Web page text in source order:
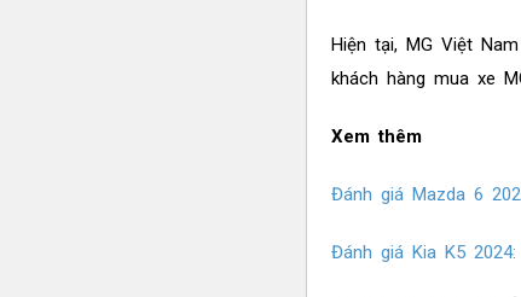
Hiện tại, MG Việt
khách hàng mua xe
Xem thêm
Đánh giá Mazda 6
Đánh giá Kia K5